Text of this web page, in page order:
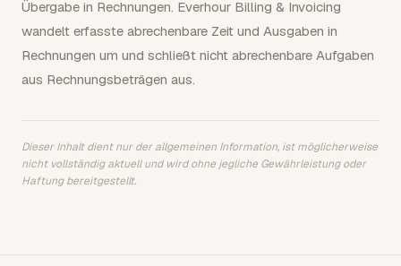
Übergabe in Rechnungen. Everhour Billing & Invoicing
wandelt erfasste abrechenbare Zeit und Ausgaben in
Rechnungen um und schließt nicht abrechenbare Aufgaben
aus Rechnungsbeträgen aus.
Dieser Inhalt dient nur der allgemeinen Information, ist möglicherweise
nicht vollständig aktuell und wird ohne jegliche Gewährleistung oder
Haftung bereitgestellt.